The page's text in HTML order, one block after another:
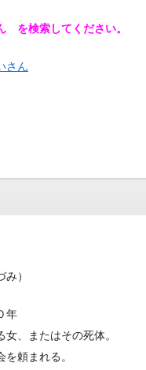
を検索してください。
さん
）
年
、またはその死体。
頼まれる。